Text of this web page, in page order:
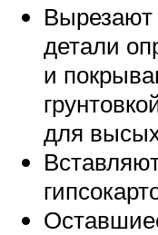
Вырезают
детали
и
для